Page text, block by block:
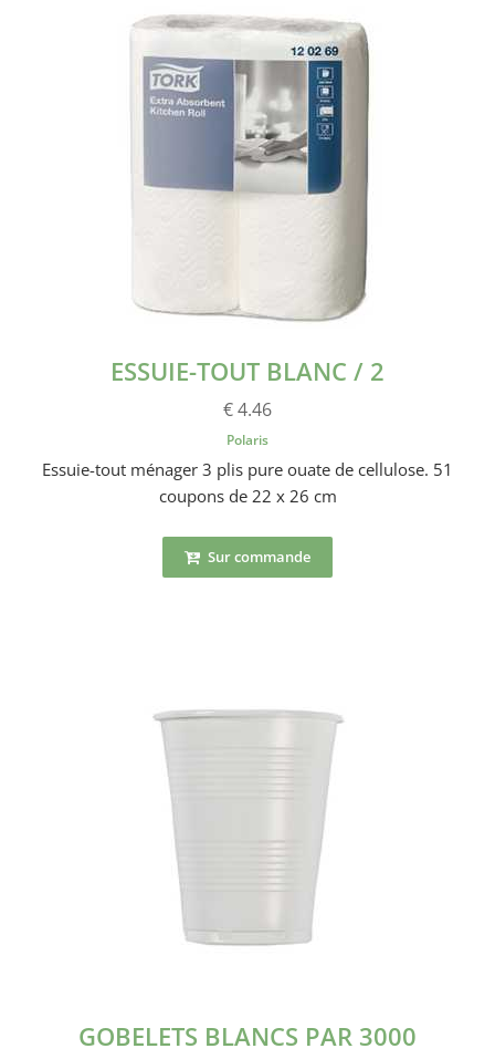
ESSUIE-TOUT BLANC / 2
€ 4.46
Polaris
Essuie-tout ménager 3 plis pure ouate de cellulose. 51
coupons de 22 x 26 cm
Sur commande
GOBELETS BLANCS PAR 3000